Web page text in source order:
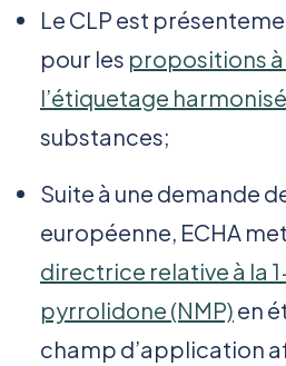
Le CLP est
pour les propositions
l’étiquetage harmonisé
substances;
Suite à une demande
européenne, ECHA
directrice relative à la
pyrrolidone (NMP) en
champ d’application